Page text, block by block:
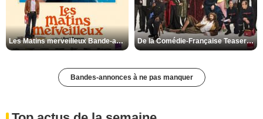
Les Matins merveilleux Bande-annonce VF De la Comédie-Française Teaser VF
Bandes-annonces à ne pas manquer